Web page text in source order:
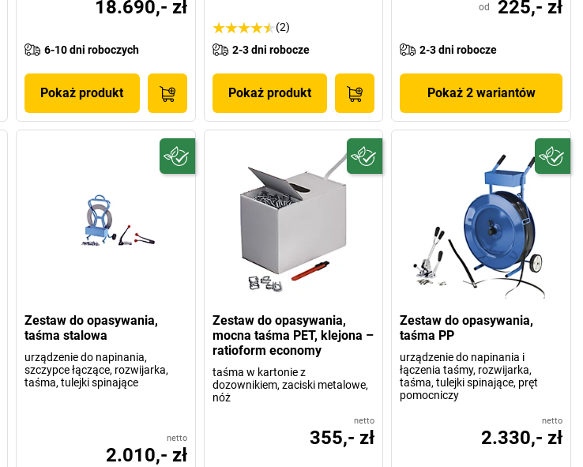
18.690,- zł
6-10 dni roboczych
Pokaż produkt
(2)
2-3 dni robocze
Pokaż produkt
od 225,- zł
2-3 dni robocze
Pokaż 2 wariantów
Zestaw do opasywania,
taśma stalowa
urządzenie do napinania,
szczypce łączące, rozwijarka,
taśma, tulejki spinające
netto
2.010,- zł
Zestaw do opasywania,
mocna taśma PET, klejona –
ratioform economy
taśma w kartonie z
dozownikiem, zaciski metalowe,
nóż
netto
355,- zł
Zestaw do opasywania,
taśma PP
urządzenie do napinania i
łączenia taśmy, rozwijarka,
taśma, tulejki spinające, pręt
pomocniczy
netto
2.330,- zł